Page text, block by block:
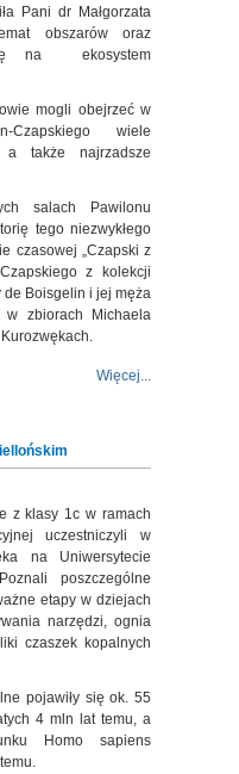
Pani dr Małgorzata
obszarów oraz
na ekosystem
mogli obejrzeć w
Czapskiego wiele
a także najrzadsze
salach Pawilonu
tego niezwykłego
czasowej „Czapski z
z kolekcji
de Boisgelin i jej męża
w zbiorach Michaela
Więcej...
z klasy 1c w ramach
uczestniczyli w
na Uniwersytecie
poszczególne
etapy w dziejach
narzędzi, ognia
czaszek kopalnych
pojawiły się ok. 55
4 mln lat temu, a
Homo sapiens